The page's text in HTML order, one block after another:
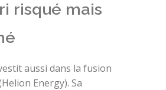
risqué mais
aussi dans la fusion
Energy). Sa